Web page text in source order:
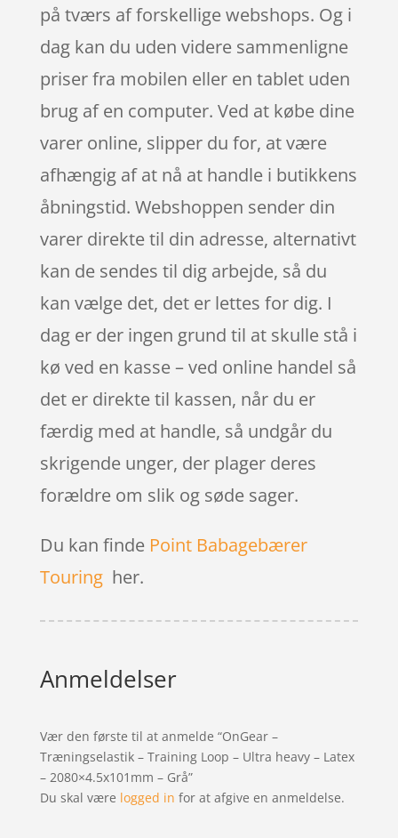
på tværs af forskellige webshops. Og i
dag kan du uden videre sammenligne
priser fra mobilen eller en tablet uden
brug af en computer. Ved at købe dine
varer online, slipper du for, at være
afhængig af at nå at handle i butikkens
åbningstid. Webshoppen sender din
varer direkte til din adresse, alternativt
kan de sendes til dig arbejde, så du
kan vælge det, det er lettes for dig. I
dag er der ingen grund til at skulle stå i
kø ved en kasse – ved online handel så
det er direkte til kassen, når du er
færdig med at handle, så undgår du
skrigende unger, der plager deres
forældre om slik og søde sager.
Du kan finde Point Babagebærer
Touringher.
Anmeldelser
Vær den første til at anmelde “OnGear –
Træningselastik – Training Loop – Ultra heavy – Latex
– 2080×4.5x101mm – Grå”
Du skal være logged in for at afgive en anmeldelse.